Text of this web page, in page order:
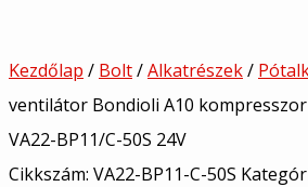
Kezdőlap / Bolt/Alkatrészek/
ventilátor Bondioli A10
VA22-BP11/C-50S 24V
Cikkszám: VA22-BP11-C-50S